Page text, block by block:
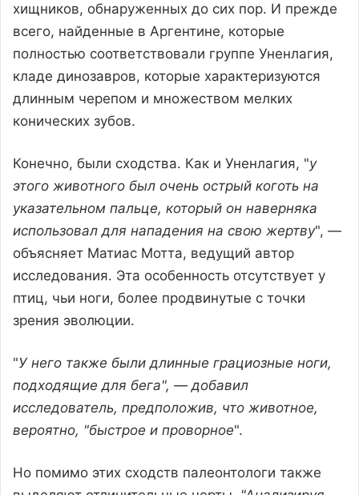
хищников, обнаруженных до сих пор. И прежде
всего, найденные в Аргентине, которые
полностью соответствовали группе Уненлагия,
кладе динозавров, которые характеризуются
длинным черепом и множеством мелких
конических зубов.
Конечно, были сходства. Как и Уненлагия, "у
этого животного был очень острый коготь на
указательном пальце, который он наверняка
использовал для нападения на свою жертву", —
объясняет Матиас Мотта, ведущий автор
исследования. Эта особенность отсутствует у
птиц, чьи ноги, более продвинутые с точки
зрения эволюции.
"У него также были длинные грациозные ноги,
подходящие для бега", — добавил
исследователь, предположив, что животное,
вероятно, "быстрое и проворное".
Но помимо этих сходств палеонтологи также